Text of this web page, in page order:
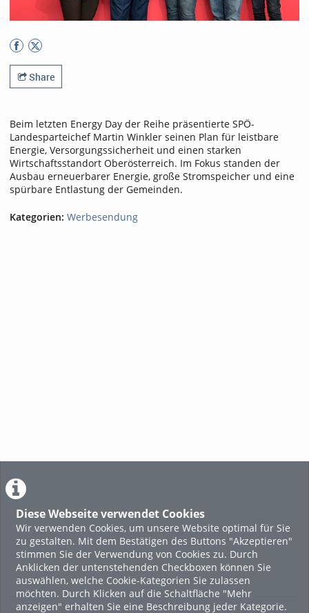
Diese Webseite verwendet Cookies
Wir verwenden Cookies, um unsere Website optimal für Sie
zu gestalten. Mit dem Bestätigen des Buttons "Akzeptieren"
stimmen Sie der Verwendung von Cookies zu. Durch
Anklicken der untenstehenden Checkboxen können Sie
auswählen, welche Cookie-Kategorien Sie zulassen
möchten. Durch Klicken auf die Schaltfläche "Mehr
anzeigen" erhalten Sie eine Beschreibung jeder Kategorie.
Share
Beim letzten Energy Day der Reihe präsentierte SPÖ-
Landesparteichef Martin Winkler seinen Plan für leistbare
Energie, Versorgungssicherheit und einen starken
Wirtschaftsstandort Oberösterreich. Im Fokus standen der
Ausbau erneuerbarer Energie, große Stromspeicher und eine
spürbare Entlastung der Gemeinden.
Kategorien: Werbesendung